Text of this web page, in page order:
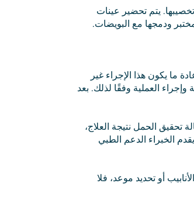
يتم تحضير عينات
ودمجها مع البويضات.
ما يكون هذا الإجراء غير
العملية وفقًا لذلك. بعد
تحقيق الحمل نتيجة العلاج،
الخبراء الدعم الطبي
أو تحديد موعد، فلا